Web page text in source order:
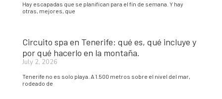
Hay escapadas que se planifican para el fin de semana. Y hay
otras, mejores, que
Circuito spa en Tenerife: qué es, qué incluye y
por qué hacerlo en la montaña.
July 2, 2026
Tenerife no es solo playa. A 1.500 metros sobre el nivel del mar,
rodeado de